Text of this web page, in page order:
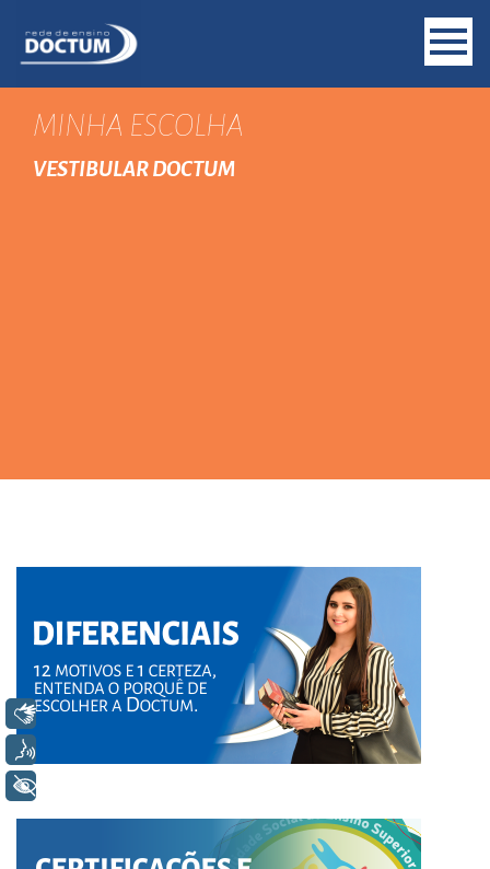
MINHA ESCOLHA
VESTIBULAR DOCTUM
Libras